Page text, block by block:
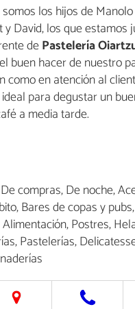
los hijos de
David, los que estamos
dePastelería
buen hacer de nuestro
como en atención al
para degustar un
a media tarde.
De compras, De noche,
Bares de copas y
Postres,
Pastelerías,